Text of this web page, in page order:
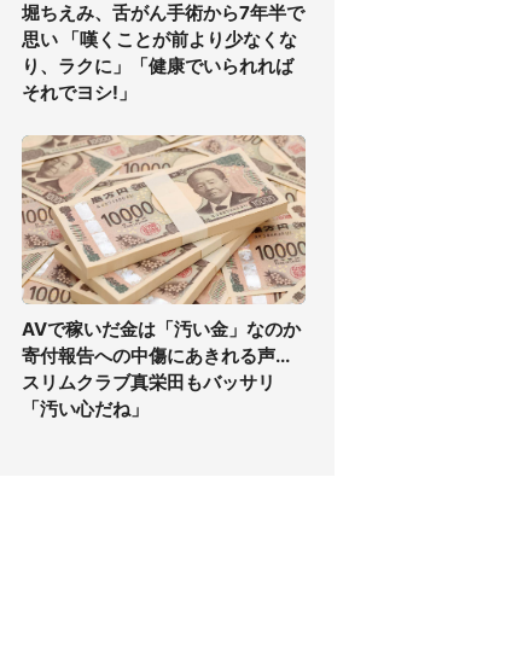
堀ちえみ、舌がん手術から7年半で
思い 「嘆くことが前より少なくな
り、ラクに」「健康でいられれば
それでヨシ!」
AVで稼いだ金は「汚い金」なのか
寄付報告への中傷にあきれる声...
スリムクラブ真栄田もバッサリ
「汚い心だね」